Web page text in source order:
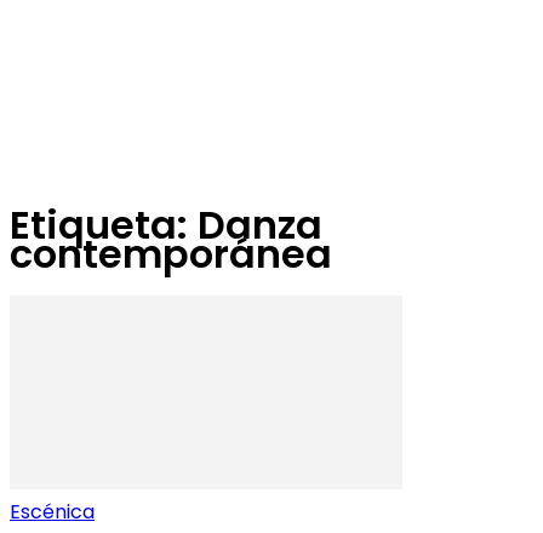
Etiqueta: Danza
contemporánea
Escénica